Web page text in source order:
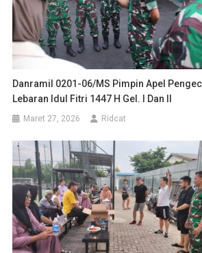
Danramil 0201-06/MS Pimpin Apel
Lebaran Idul Fitri 1447 H Gel. I Dan II
Maret 27, 2026 Ridcat